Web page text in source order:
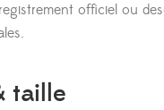
officiel ou
taille